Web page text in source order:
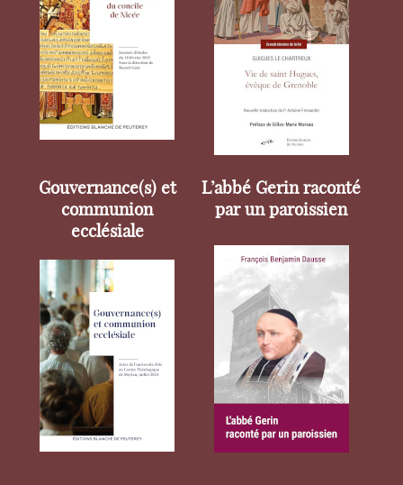
Gouvernance(s) et
communion
ecclésiale
L’abbé Gerin raconté
par un paroissien